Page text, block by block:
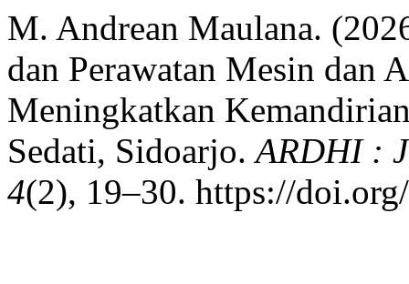
M. Andrean Maulana.
dan Perawatan Mesin dan
Meningkatkan
Sedati, Sidoarjo.ARDHI :
4(2), 19–30. https://